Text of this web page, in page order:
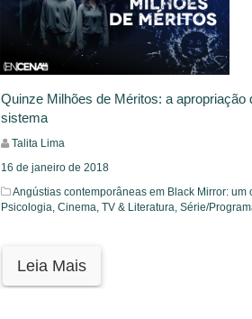
Quinze Milhões de Méritos: a apropriação
sistema
Talita Lima
16 de janeiro de 2018
Angústias contemporâneas em Black Mirror: um
Psicologia, Cinema, TV & Literatura, Série/
Leia Mais